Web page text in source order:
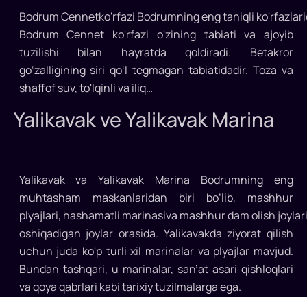
Bodrum Cennetko'rfazi Bodrumning eng taniqli
Bodrum Cennet ko'rfazi o'zining tabiati va ajoyib
tuzilishi bilan hayratda qoldiradi. Betakror
go‘zalligining siri qo‘l tegmagan tabiatidadir. Toza va
shaffof suv, to'lqinli va iliq…
Yalikavak ve Yalikavak Marina
Yalikavak va Yalikavak Marina Bodrumning eng
muhtasham maskanlaridan biri bo‘lib, mashhur
plyajlari, hashamatli marinasiva mashhur dam olish
oshiqadigan joylar orasida. Yalikavakda ziyorat qilish
uchun juda ko'p turli xil marinalar va plyajlar mavjud.
Bundan tashqari, u marinalar, san’at asari qishloqlari
va qoya qabrlari kabi tarixiy tuzilmalarga ega.